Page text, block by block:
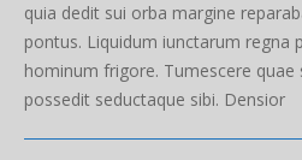
quia dedit sui orba margine
pontus. Liquidum iunctarum regna
hominum frigore. Tumescere quae
possedit seductaque sibi. Densior